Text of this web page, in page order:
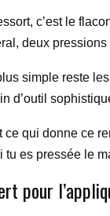
c’est le
deux
simple reste
d’outil
ce qui donne ce
es pressée le
pour